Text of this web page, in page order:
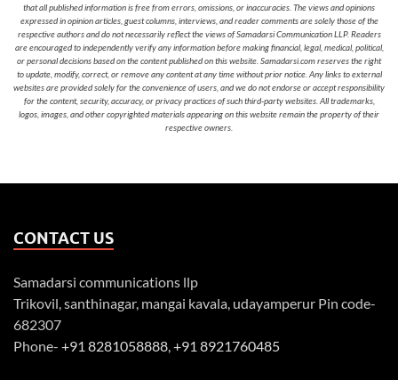
that all published information is free from errors, omissions, or inaccuracies. The views and opinions
expressed in opinion articles, guest columns, interviews, and reader comments are solely those of the
respective authors and do not necessarily reflect the views of Samadarsi Communication LLP. Readers
are encouraged to independently verify any information before making financial, legal, medical, political,
or personal decisions based on the content published on this website. Samadarsi.com reserves the right
to update, modify, correct, or remove any content at any time without prior notice. Any links to external
websites are provided solely for the convenience of users, and we do not endorse or accept responsibility
for the content, security, accuracy, or privacy practices of such third-party websites. All trademarks,
logos, images, and other copyrighted materials appearing on this website remain the property of their
respective owners.
CONTACT US
Samadarsi communications llp
Trikovil, santhinagar, mangai kavala, udayamperur Pin code-
682307
Phone- +91 8281058888 +91 8921760485